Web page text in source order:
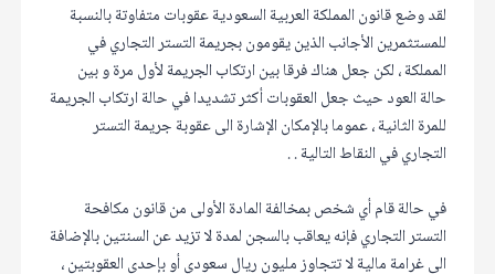
لقد وضع قانون المملكة العربية السعودية عقوبات متفاوتة بالنسبة
للمستثمرين الأجانب الذين يقومون بجريمة التستر التجاري في
المملكة ، لكن جعل هناك فرقا بين ارتكاب الجريمة لأول مرة و بين
حالة العود حيث جعل العقوبات أكثر تشديدا في حالة ارتكاب الجريمة
للمرة الثانية ، عموما بالإمكان الإشارة الى عقوبة جريمة التستر
التجاري في النقاط التالية . .
في حالة قام أي شخص بمخالفة المادة الأولى من قانون مكافحة
التستر التجاري فإنه يعاقب بالسجن لمدة لا تزيد عن السنتين بالإضافة
الى غرامة مالية لا تتجاوز مليون ريال سعودي أو بإحدى العقوبتين ،